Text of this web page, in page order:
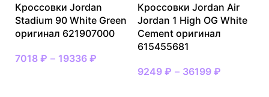
Кроссовки Jordan
Stadium 90 White Green
оригинал 621907000
7018 ₽ – 19336 ₽
Кроссовки Jordan Air
Jordan 1 High OG White
Cement оригинал
615455681
9249 ₽ – 36199 ₽